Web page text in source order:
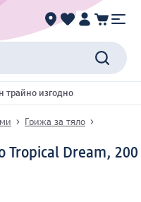
трайно изгодно
Грижа за тяло
Tropical Dream, 200